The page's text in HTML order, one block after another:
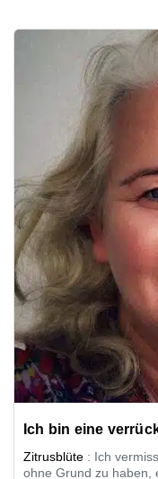
Ich bin eine
Zitrusblüte : Ich
ohne Grund zu haben,